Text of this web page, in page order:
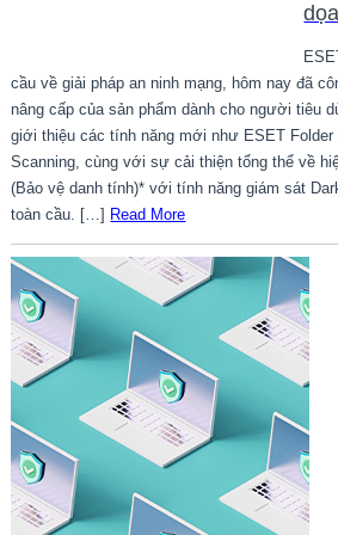
cầu về giải pháp an ninh mạng, hôm nay đã
nâng cấp của sản phẩm dành cho người tiêu
giới thiệu các tính năng mới như ESET Folder
Scanning, cùng với sự cải thiện tổng thể về
(Bảo vệ danh tính)* với tính năng giám sát
toàn cầu. […] Read More